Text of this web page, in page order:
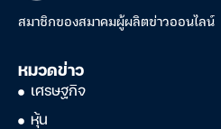
สมาชิกของสมาคมผู้ผลิตข่าวออนไลน์
หมวดข่าว
เศรษฐกิจ
หุ้น